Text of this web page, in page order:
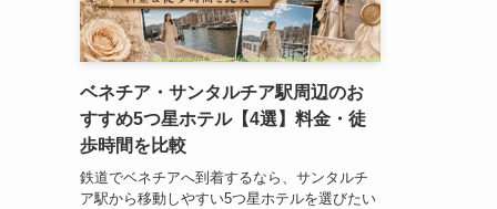
ベネチア・サンタルチア駅周辺のお
すすめ5つ星ホテル【4選】料金・徒
歩時間を比較
鉄道でベネチアへ到着するなら、サンタルチ
ア駅から移動しやすい5つ星ホテルを選びたい